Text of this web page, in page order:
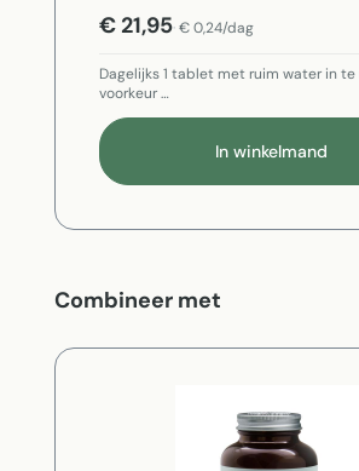
€ 21,95 € 0,24/dag
Dagelijks 1 tablet met ruim water in te
voorkeur …
In winkelmand
Productgalerij overslaan
Combineer met